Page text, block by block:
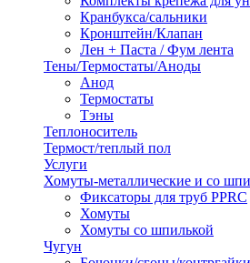
Кранбукса/сальники
Кронштейн/Клапан
Лен + Паста / Фум лента
Тены/Термостаты/Аноды
Анод
Термостаты
Тэны
Теплоноситель
Термост/теплый пол
Услуги
Хомуты-металлические и со
Фиксаторы для труб PPRC
Хомуты
Хомуты со шпилькой
Чугун